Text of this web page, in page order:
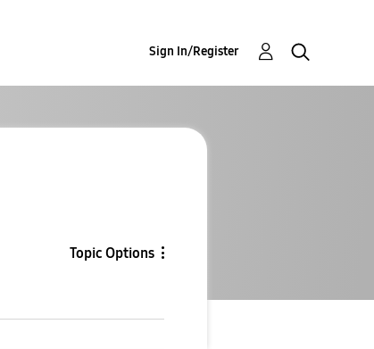
Sign In/Register
Topic Options